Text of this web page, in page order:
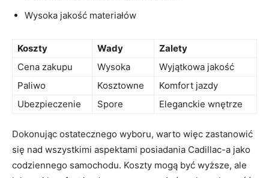
Wysoka jakość materiałów
Koszty Wady
Zalety
Cena zakupu
Wysoka
Wyjątkowa ‌jakość
Paliwo
Kosztowne
Komfort jazdy
Ubezpieczenie
Spore Eleganckie​ wnętrze
Dokonując ostatecznego wyboru, warto‍ więc zastanowić
się nad wszystkimi aspektami posiadania Cadillac-a⁤ jako
codziennego samochodu. Koszty mogą być wyższe, ‍ale